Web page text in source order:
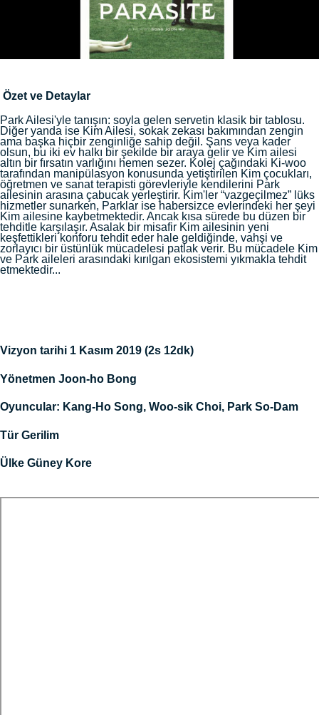
Özet ve Detaylar
Park Ailesi'yle tanışın: soyla gelen servetin klasik bir tablosu.
Diğer yanda ise Kim Ailesi, sokak zekası bakımından zengin
ama başka hiçbir zenginliğe sahip değil. Şans veya kader
olsun, bu iki ev halkı bir şekilde bir araya gelir ve Kim ailesi
altın bir fırsatın varlığını hemen sezer. Kolej çağındaki Ki-woo
tarafından manipülasyon konusunda yetiştirilen Kim çocukları,
öğretmen ve sanat terapisti görevleriyle kendilerini Park
ailesinin arasına çabucak yerleştirir. Kim'ler “vazgeçilmez” lüks
hizmetler sunarken, Parklar ise habersizce evlerindeki her şeyi
Kim ailesine kaybetmektedir. Ancak kısa sürede bu düzen bir
tehditle karşılaşır. Asalak bir misafir Kim ailesinin yeni
keşfettikleri konforu tehdit eder hale geldiğinde, vahşi ve
zorlayıcı bir üstünlük mücadelesi patlak verir. Bu mücadele Kim
ve Park aileleri arasındaki kırılgan ekosistemi yıkmakla tehdit
etmektedir...
Vizyon tarihi 1 Kasım 2019 (2s 12dk)
Yönetmen Joon-ho Bong
Oyuncular: Kang-Ho Song, Woo-sik Choi, Park So-Dam
Tür Gerilim
Ülke Güney Kore